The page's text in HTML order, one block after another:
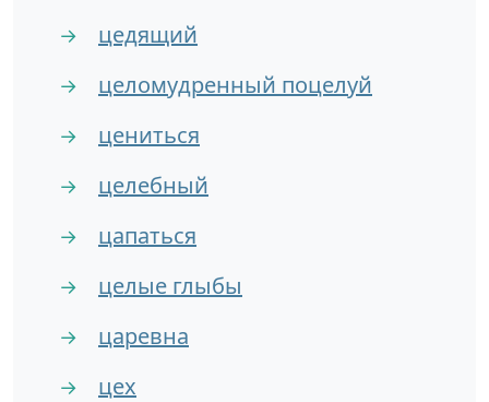
→ цедящий
→ целомудренный поцелуй
→ цениться
→ целебный
→ цапаться
→ целые глыбы
→ царевна
→ цех